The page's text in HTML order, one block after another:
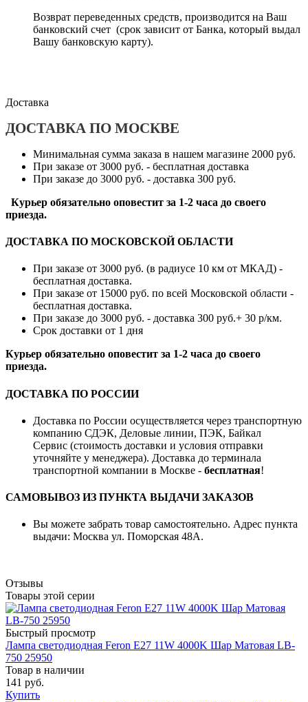
Возврат переведенных средств, производится на Ваш
банковский счет (срок зависит от Банка, который выдал
Вашу банковскую карту).
Доставка
ДОСТАВКА ПО МОСКВЕ
Минимальная сумма заказа в нашем магазине 2000 руб.
При заказе от 3000 руб. - бесплатная доставка
При заказе до 3000 руб. - доставка 300 руб.
Курьер обязательно оповестит за 1-2 часа до своего
приезда.
ДОСТАВКА ПО МОСКОВСКОЙ ОБЛАСТИ
При заказе от 3000 руб. (в радиусе 10 км от МКАД) -
бесплатная доставка.
При заказе от 15000 руб. по всей Московской области -
бесплатная доставка.
При заказе до 3000 руб. - доставка 300 руб.+ 30 р/км.
Срок доставки от 1 дня
Курьер обязательно оповестит за 1-2 часа до своего
приезда.
ДОСТАВКА ПО РОССИИ
Доставка по России осуществляется через транспортную
компанию СДЭК, Деловые линии, ПЭК, Байкал
Сервис (стоимость доставки и условия отправки
уточняйте у менеджера). Доставка до терминала
транспортной компании в Москве - бесплатная!
САМОВЫВОЗ ИЗ ПУНКТА ВЫДАЧИ ЗАКАЗОВ
Вы можете забрать товар самостоятельно. Адрес пункта
выдачи: Москва ул. Поморская 48А.
Отзывы
Товары этой серии
Быстрый просмотр
Лампа светодиодная Feron E27 11W 4000K Шар Матовая LB-
750 25950
Товар в наличии
141 руб.
Купить